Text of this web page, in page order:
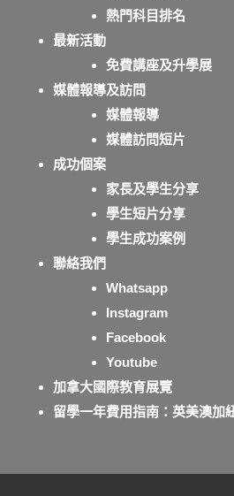
熱門科目排名
最新活動
免費講座及升學展
媒體報導及訪問
媒體報導
媒體訪問短片
成功個案
家長及學生分享
學生短片分享
學生成功案例
聯絡我們
Whatsapp
Instagram
Facebook
Youtube
加拿大國際教育展覽
留學一年費用指南：英美澳加